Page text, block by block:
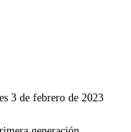
3 de febrero de 2023